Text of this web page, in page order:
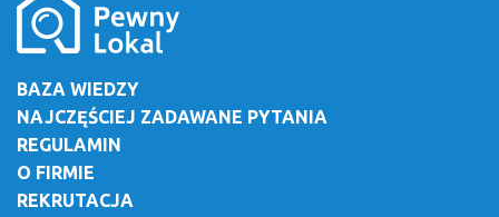
BAZA WIEDZY
NAJCZĘŚCIEJ ZADAWANE PYTANIA
REGULAMIN
O FIRMIE
REKRUTACJA